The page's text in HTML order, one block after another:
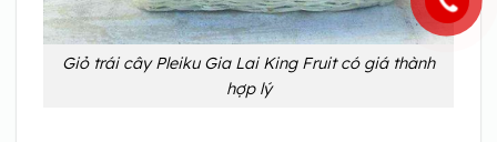
Giỏ trái cây Pleiku Gia Lai King Fruit có giá thành
hợp lý